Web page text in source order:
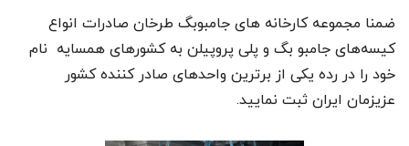
ضمنا مجموعه کارخانه های جامبوبگ ‌طرخان صادرات انواع
کیسه‌های جامبو بگ و پلی پروپیلن به کشورهای همسایه نام
خود را در رده یکی از برترین واحدهای صادر کننده کشور
عزیزمان ایران ثبت نمایید.